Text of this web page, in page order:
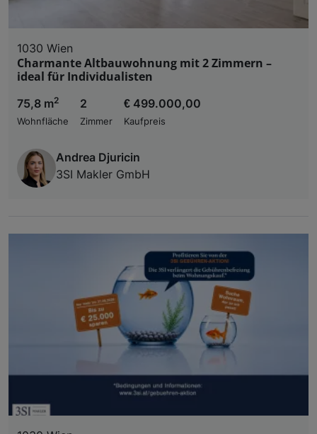
1030 Wien
Charmante Altbauwohnung mit 2 Zimmern –
ideal für Individualisten
75,8 m2
Wohnfläche
2
Zimmer
€ 499.000,00
Kaufpreis
Andrea Djuricin
3SI Makler GmbH